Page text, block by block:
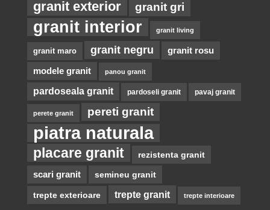
granit exterior granit gri
granit interior granit living
granit maro granit negru granit rosu
modele granit panou granit
pardoseala granit pardoseli granit pavaj granit
perete granit pereti granit
piatra naturala
placare granit rezistenta granit
scari granit semineu granit
trepte exterioare trepte granit trepte interioare